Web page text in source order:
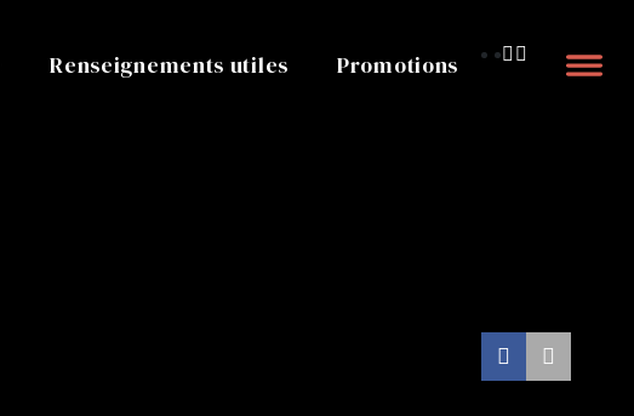
Renseignements utiles Promotions